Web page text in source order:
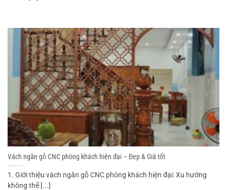
Vách ngăn gỗ CNC phòng khách hiện đại – Đẹp & Giá tốt
1. Giới thiệu vách ngăn gỗ CNC phòng khách hiện đại: Xu hướng
không thể [...]